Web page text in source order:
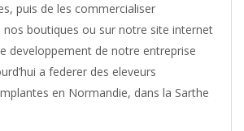
puis de les commercialiser
nos boutiques ou sur notre site internet
developpement de notre entreprise
a federer des eleveurs
en Normandie, dans la Sarthe